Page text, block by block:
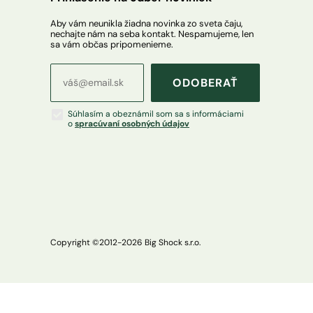
Aby vám neunikla žiadna novinka zo sveta čaju,
nechajte nám na seba kontakt. Nespamujeme, len
sa vám občas pripomenieme.
ODOBERAŤ
Súhlasím a obeznámil som sa s informáciami
ospracúvaní osobných údajov
Copyright ©2012-2026 Big Shock s.r.o.